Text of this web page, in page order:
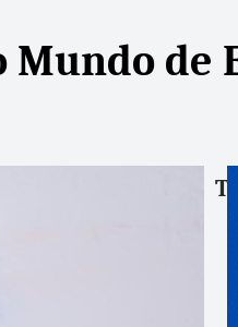
Mundo de